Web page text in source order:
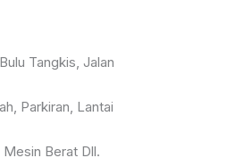
Tangkis, Jalan
Parkiran, Lantai
Berat Dll.